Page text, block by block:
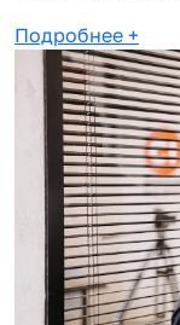
Подробнее +